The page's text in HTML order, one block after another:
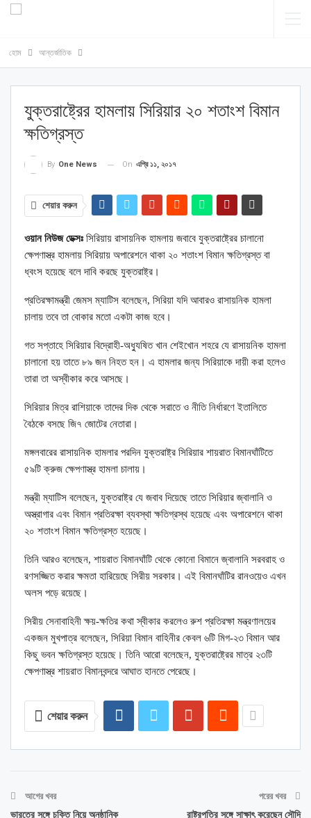
হোম আন্তর্জাতিক
যুক্তরাষ্ট্রের হামলায় সিরিয়ার ২০ শতাংশ বিমান
ক্ষতিগ্রস্ত
By One News On এপ্রি ১১, ২০১৭
শেয়ার করুন
ওয়ান নিউজ ডেক্সঃ সিরিয়ায় রাসায়নিক হামলায় জবাবে যুক্তরাষ্ট্রের চালানো
ক্ষেপণাস্ত্র হামলায় সিরিয়ায় অপারেশনে থাকা ২০ শতাংশ বিমান ক্ষতিগ্রস্ত বা
ধ্বংস হয়েছে বলে দাবি করছে যুক্তরাষ্ট্র।
প্রতিরক্ষামন্ত্রী জেমস ম্যাটিস বলেছেন, সিরিয়া যদি আবারও রাসায়নিক হামলা
চালায় তবে তা বোকার মতো একটা কাজ হবে।
গত সপ্তাহে সিরিয়ার বিদ্রোহী-অধ্যুষিত খান শেইখোন শহরে যে রাসায়নিক হামলা
চালানো হয় তাতে ৮৯ জন নিহত হন। এ হামলার জন্য সিরিয়াকে দায়ী করা হলেও
তারা তা অস্বীকার করে আসছে।
সিরিয়ার মিত্র রাশিয়াকে তাদের দিক থেকে সরাতে ও নীতি নির্ধারণে ইতালিতে
বৈঠকে বসছে জি৭ জোটের নেতারা।
মঙ্গলবারের রাসায়নিক হামলার পরদিন যুক্তরাষ্ট্র সিরিয়ার শায়রাত বিমানঘাঁটিতে
৫৯টি ক্রুজ ক্ষেপণাস্ত্র হামলা চালায়।
মন্ত্রী ম্যাটিস বলেছেন, যুক্তরাষ্ট্র যে জবাব দিয়েছে তাতে সিরিয়ার জ্বালানি ও
অস্ত্রাগার এবং বিমান প্রতিরক্ষা ব্যবস্থা ক্ষতিগ্রস্থ হয়েছে এবং অপারেশনে থাকা
২০ শতাংশ বিমান ক্ষতিগ্রস্ত হয়েছে।
তিনি আরও বলেছেন, শায়রাত বিমানঘাঁটি থেকে কোনো বিমানে জ্বালানি সরবরাহ ও
রণসজ্জিত করার ক্ষমতা হারিয়েছে সিরীয় সরকার। এই বিমানঘাঁটির রানওয়েও এখন
অলস পড়ে রয়েছে।
সিরীয় সেনাবাহিনী ক্ষয়-ক্ষতির কথা স্বীকার করলেও রুশ প্রতিরক্ষা মন্ত্রণালয়ের
একজন মুখপাত্র বলেছেন, সিরিয়া বিমান বাহিনীর কেবল ৬টি মিগ-২৩ বিমান আর
কিছু ভবন ক্ষতিগ্রস্ত হয়েছে। তিনি আরো বলেছেন, যুক্তরাষ্ট্রের মাত্র ২৩টি
ক্ষেপণাস্ত্র শায়রাত বিমানবন্দরে আঘাত হানতে পেরেছে।
শেয়ার করুন
আগের খবর
ভারতের সঙ্গে চুক্তি নিয়ে অনুষ্ঠানিক
পরের খবর
রাষ্ট্রপতির সঙ্গে সাক্ষাৎ করেছেন সৌদি